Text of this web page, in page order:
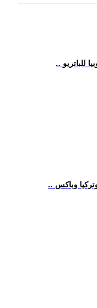
للباتريو
وباكس